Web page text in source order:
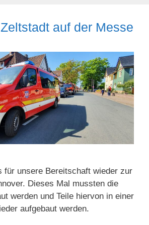
auf der Messe
für unsere Bereitschaft wieder zur
Dieses Mal mussten die
werden und Teile hiervon in einer
aufgebaut werden.